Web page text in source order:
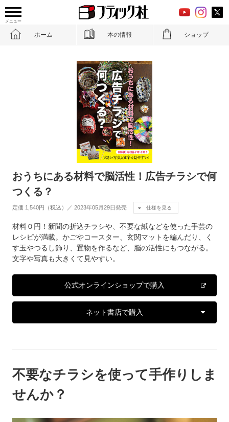
メニュー
ホーム 本の情報 ショップ
おうちにある材料で脳活性！広告チラシで何
つくる？
定価 1,540円（税込）／ 2023年05月29日発売 仕様を見る
材料０円！新聞の折込チラシや、不要な紙などを使った手芸の
レシピが満載。かごやコースター、玄関マットを編んだり、く
す玉やつるし飾り、置物を作るなど、脳の活性にもつながる。
文字や写真も大きくて見やすい。
公式オンラインショップで購入
ネット書店で購入
不要なチラシを使って手作りしま
せんか？